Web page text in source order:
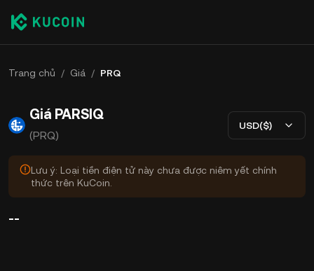
Trang chủ / Giá / PRQ
Giá PARSIQ
(PRQ)
USD($)
Lưu ý: Loại tiền điện tử này chưa được niêm yết chính
thức trên KuCoin.
--